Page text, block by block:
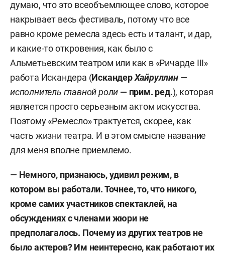
думаю, что это всеобъемлющее слово, которое
накрывает весь фестиваль, потому что все
равно кроме ремесла здесь есть и талант, и дар,
и какие-то откровения, как было с
Альметьевским театром или как в «Ричарде III»
работа Искандера (ИскандерХайруллин—
исполнитель главной роли — прим. ред.), которая
является просто серьезным актом искусства.
Поэтому «Ремесло» трактуется, скорее, как
часть жизни театра. И в этом смысле название
для меня вполне приемлемо.
— Немного, признаюсь, удивил режим, в
котором вы работали. Точнее, то, что никого,
кроме самих участников спектаклей, на
обсуждениях с членами жюри не
предполагалось. Почему из других театров не
было актеров? Им неинтересно, как работают их